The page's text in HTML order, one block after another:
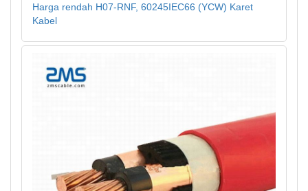
Harga rendah H07-RNF, 60245IEC66 (YCW) Karet
Kabel